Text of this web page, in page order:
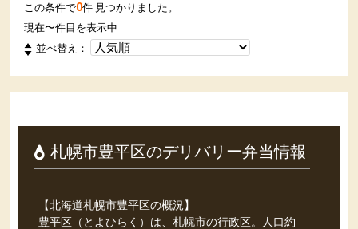
この条件で0件 見つかりました。
現在〜件目を表示中
並べ替え：
札幌市豊平区のデリバリー弁当情報
【北海道札幌市豊平区の概況】
豊平区（とよひらく）は、札幌市の行政区。人口約